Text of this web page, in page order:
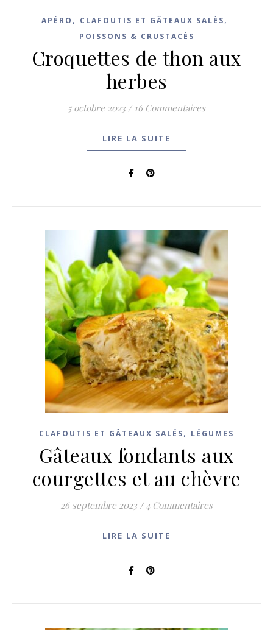
APÉRO , CLAFOUTIS ET GÂTEAUX SALÉS,
POISSONS & CRUSTACÉS
Croquettes de thon aux
herbes
5 octobre 2023 / 16 Commentaires
LIRE LA SUITE
CLAFOUTIS ET GÂTEAUX SALÉS, LÉGUMES
Gâteaux fondants aux
courgettes et au chèvre
26 septembre 2023 / 4 Commentaires
LIRE LA SUITE